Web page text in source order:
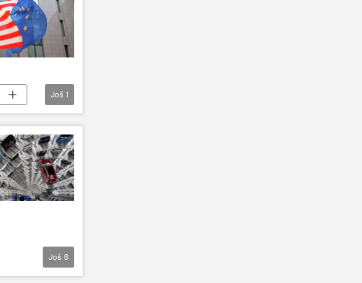
Još 1
Još 8